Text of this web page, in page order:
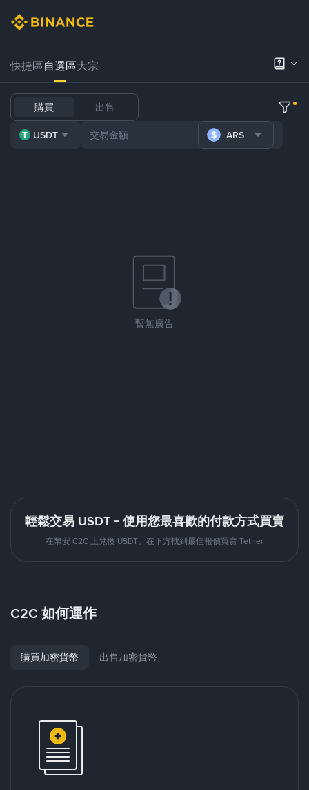
快捷區自選區大宗
購買 出售
USDT ARS
暫無廣告
輕鬆交易 USDT - 使用您最喜歡的付款方式買賣
在幣安 C2C 上兌換 USDT。在下方找到最佳報價買賣 Tether
C2C 如何運作
購買加密貨幣 出售加密貨幣